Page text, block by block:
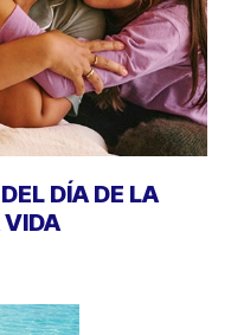
DÍA DE LA
VIDA